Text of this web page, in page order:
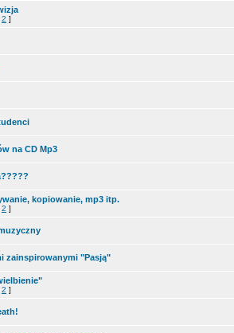
2 ]
na CD Mp3
kopiowanie, mp3 itp.
2 ]
zainspirowanymi "Pasją"
2 ]